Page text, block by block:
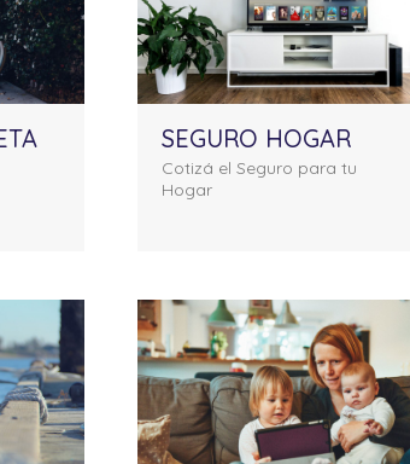
SEGURO HOGAR
Cotizá el Seguro para tu
Hogar